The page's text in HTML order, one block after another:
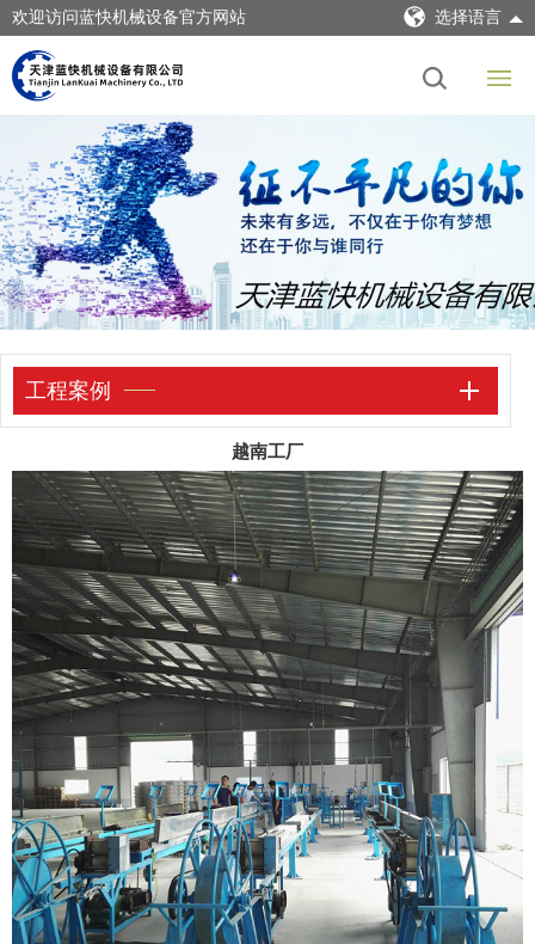
欢迎访问蓝快机械设备官方网站 选择语言
工程案例
越南工厂